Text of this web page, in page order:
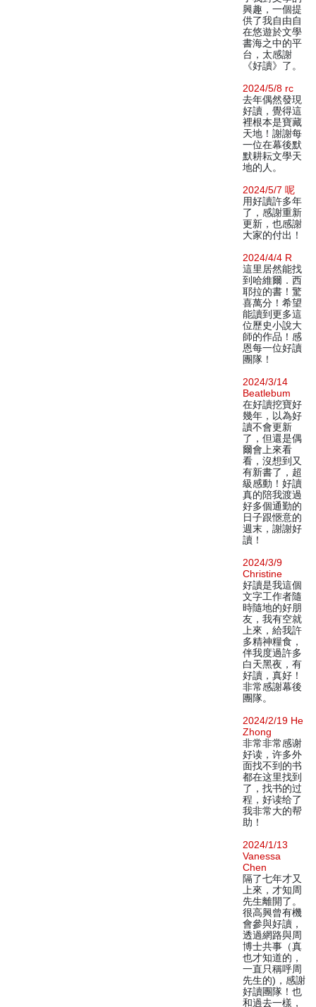
興趣，一個提
供了我自由自
在悠遊於文學
書海之中的平
台，太感謝
《好讀》了。
2024/5/8 rc
去年偶然發現
好讀，覺得這
裡根本是寶藏
天地！謝謝每
一位在幕後默
默耕耘文學天
地的人。
2024/5/7 呢
用好讀許多年
了，感謝重新
更新，也感謝
大家的付出！
2024/4/4 R
這里居然能找
到哈維爾．西
耶拉的書！驚
喜萬分！希望
能讀到更多這
位歷史小說大
師的作品！感
恩每一位好讀
團隊！
2024/3/14
Beatlebum
在好讀挖寶好
幾年，以為好
讀不會更新
了，但還是偶
爾會上來看
看，沒想到又
有新書了，超
級感動！好讀
真的陪我渡過
好多個通勤的
日子跟愜意的
週末，謝謝好
讀！
2024/3/9
Christine
好讀是我這個
文字工作者隨
時隨地的好朋
友，我有空就
上來，給我許
多精神糧食，
伴我度過許多
白天黑夜，有
好讀，真好！
非常感謝幕後
團隊。
2024/2/19 He
Zhong
非常非常感谢
好读，许多外
面找不到的书
都在这里找到
了，找书的过
程，好读给了
我非常大的帮
助！
2024/1/13
Vanessa
Chen
隔了七年才又
上來，才知周
先生離開了。
很高興曾有機
會參與好讀，
透過網路與周
博士共事（真
也才知道的，
一直只稱呼周
先生的)，感謝
好讀團隊！也
和過去一樣，